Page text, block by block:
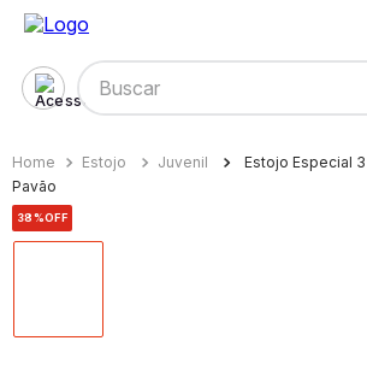
Buscar
Estojo Juvenil
Estojo Especial
Pavão
38%OFF